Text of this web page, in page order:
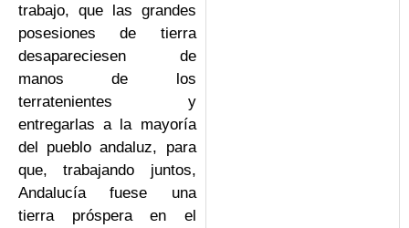
trabajo, que las grandes
posesiones de tierra
desapareciesen de
manos de los
terratenientes y
entregarlas a la mayoría
del pueblo andaluz, para
que, trabajando juntos,
Andalucía fuese una
tierra próspera en el